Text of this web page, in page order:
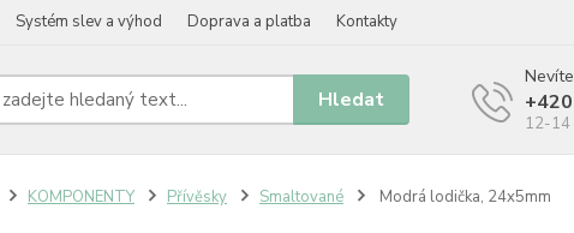
Systém slev a výhod Doprava a platba Kontakty
Hledat
12-14
KOMPONENTY Přívěsky Smaltované Modrá lodička, 24x5mm